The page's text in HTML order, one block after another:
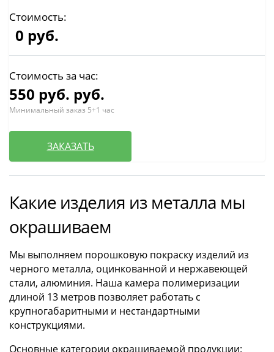
Стоимость:
0 руб.
Стоимость за час:
550 руб. руб.
Минимальный заказ 5+1 час
ЗАКАЗАТЬ
Какие изделия из металла мы
окрашиваем
Мы выполняем порошковую покраску изделий из
черного металла, оцинкованной и нержавеющей
стали, алюминия. Наша камера полимеризации
длиной 13 метров позволяет работать с
крупногабаритными и нестандартными
конструкциями.
Основные категории окрашиваемой продукции: